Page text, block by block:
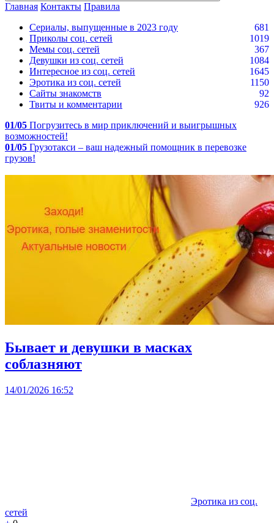
Главная Контакты Правила
Сериалы, выпущенные в 2023 году
681
Приколы соц. сетей
1019
Мемы соц. сетей
367
Девушки из соц. сетей
1084
Интересное из соц. сетей
1645
Эротика из соц. сетей
1150
Сайты знакомств
92
Твиты и комментарии
926
01/05 Погрузитесь в мир приключений и выигрышных
возможностей!
01/05 Грузотакси – ваш надежный помощник в перевозке
грузов!
Бывает и девушки в масках
соблазняют
14/01/2026 16:52
Эротика из соц.
сетей